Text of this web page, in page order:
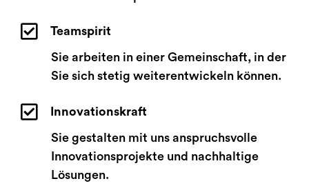
Teamspirit
Sie arbeiten in einer Gemeinschaft, in der
Sie sich stetig weiterentwickeln können.
Innovationskraft
Sie gestalten mit uns anspruchsvolle
Innovationsprojekte und nachhaltige
Lösungen.